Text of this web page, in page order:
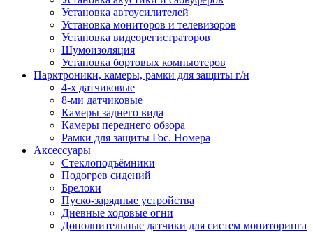
Установка автоусилителей
Установка мониторов и телевизоров
Установка видеорегистраторов
Шумоизоляция
Установка бортовых компьютеров
Парктроники, камеры, рамки для защиты г/н
4-х датчиковые
8-ми датчиковые
Камеры заднего вида
Камеры переднего обзора
Рамки для защиты Гос. Номера
Аксессуары
Стеклоподъёмники
Подогрев сидений
Брелоки
Пуско-зарядные устройства
Дневные ходовые огни
Дополнительные датчики для систем мониторинга